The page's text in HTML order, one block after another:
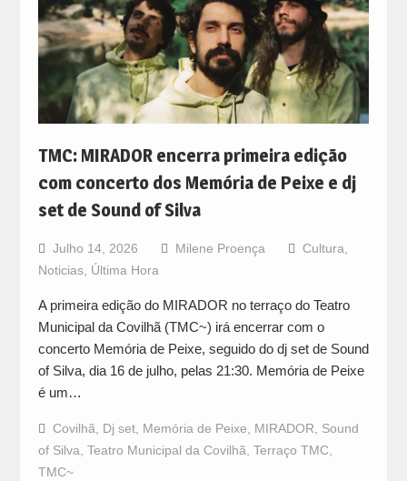
TMC: MIRADOR encerra primeira edição
com concerto dos Memória de Peixe e dj
set de Sound of Silva
Julho 14, 2026 Milene Proença Cultura
Noticias, Última Hora
A primeira edição do MIRADOR no terraço do Teatro
Municipal da Covilhã (TMC~) irá encerrar com o
concerto Memória de Peixe, seguido do dj set de Sound
of Silva, dia 16 de julho, pelas 21:30. Memória de Peixe
é um…
Covilhã Dj set, Memória de Peixe MIRADOR
Sound
of Silva Teatro Municipal da Covilhã Terraço TMC,
TMC~